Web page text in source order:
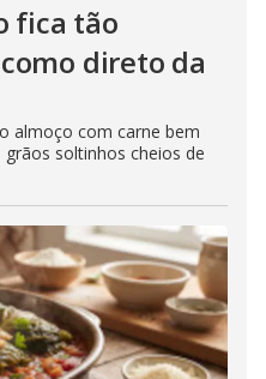
fica tão
direto da
almoço com carne bem
soltinhos cheios de